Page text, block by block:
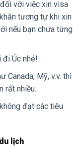
với việc xin visa
tương tự khi xin
nếu bạn chưa từng
đi Úc nhé!
Canada, Mỹ, v.v. thì
rất nhiều.
đạt các tiêu
lịch